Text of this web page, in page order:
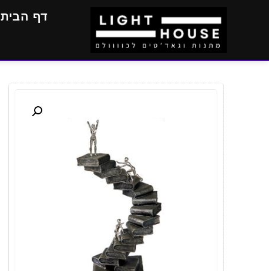
דף הבית